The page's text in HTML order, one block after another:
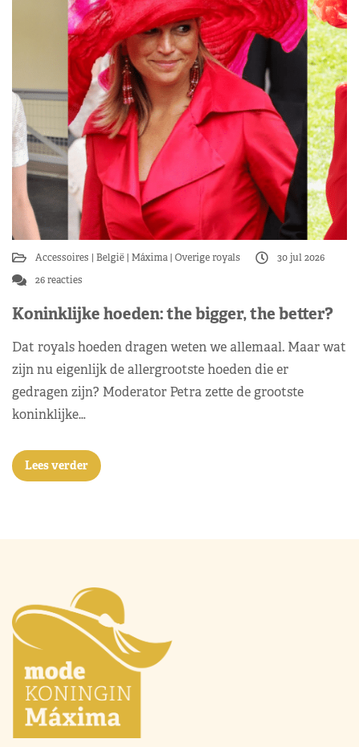
Accessoires België Máxima Overige royals
30 jul 2026
26 reacties
Koninklijke hoeden: the bigger, the better?
Dat royals hoeden dragen weten we allemaal. Maar wat
zijn nu eigenlijk de allergrootste hoeden die er
gedragen zijn? Moderator Petra zette de grootste
koninklijke…
Lees verder